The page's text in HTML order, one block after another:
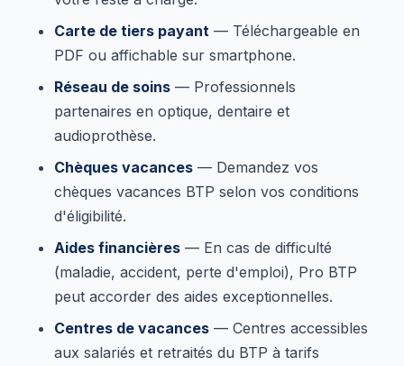
Carte de tiers payant — Téléchargeable en
PDF ou affichable sur smartphone.
Réseau de soins — Professionnels
partenaires en optique, dentaire et
audioprothèse.
Chèques vacances — Demandez vos
chèques vacances BTP selon vos conditions
d'éligibilité.
Aides financières — En cas de difficulté
(maladie, accident, perte d'emploi), Pro BTP
peut accorder des aides exceptionnelles.
Centres de vacances — Centres accessibles
aux salariés et retraités du BTP à tarifs